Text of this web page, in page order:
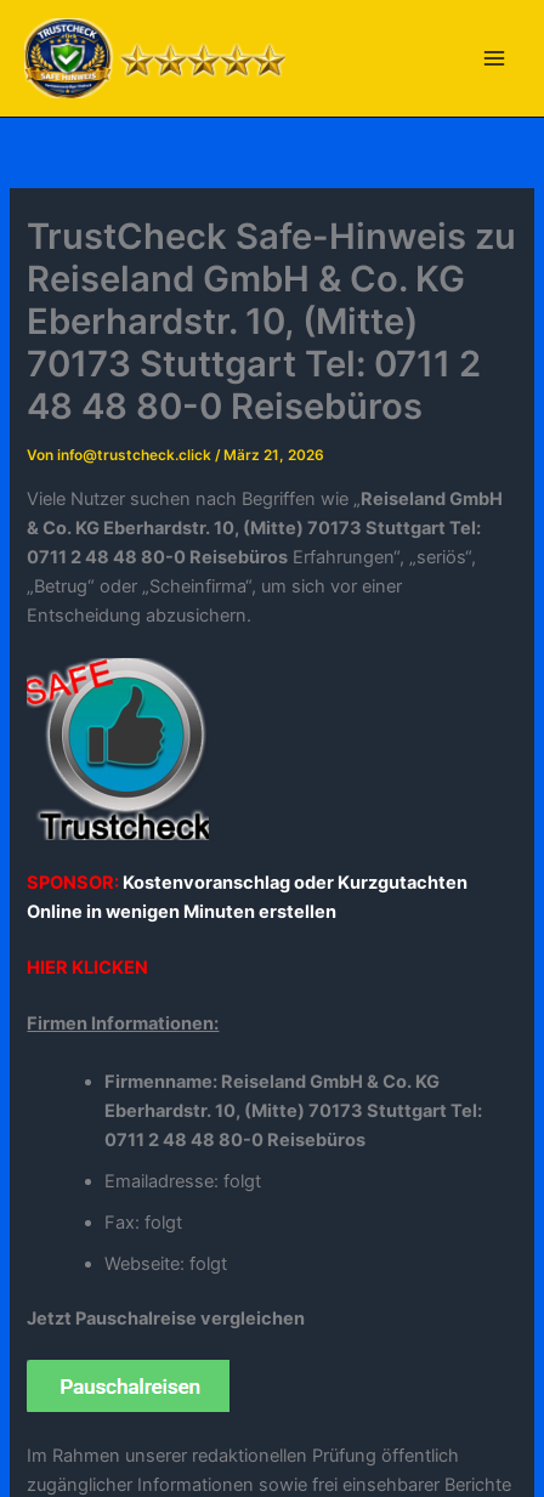
Inhalt
springen
TrustCheck Safe-Hinweis zu
Reiseland GmbH & Co. KG
Eberhardstr. 10, (Mitte)
70173 Stuttgart Tel: 0711 2
48 48 80-0 Reisebüros
Voninfo@trustcheck.click/ März 21, 2026
Viele Nutzer suchen nach Begriffen wie „Reiseland GmbH
& Co. KG Eberhardstr. 10, (Mitte) 70173 Stuttgart Tel:
0711 2 48 48 80-0 Reisebüros Erfahrungen“, „seriös“,
„Betrug“ oder „Scheinfirma“, um sich vor einer
Entscheidung abzusichern.
SPONSOR: Kostenvoranschlag oder Kurzgutachten
Online in wenigen Minuten erstellen
HIER KLICKEN
Firmen Informationen:
Firmenname: Reiseland GmbH & Co. KG
Eberhardstr. 10, (Mitte) 70173 Stuttgart Tel:
0711 2 48 48 80-0 Reisebüros
Emailadresse: folgt
Fax: folgt
Webseite: folgt
Jetzt Pauschalreise vergleichen
Im Rahmen unserer redaktionellen Prüfung öffentlich
zugänglicher Informationen sowie frei einsehbarer Berichte